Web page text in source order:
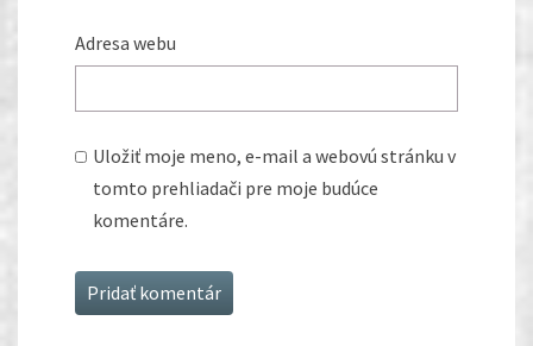
Adresa webu
Uložiť moje meno, e-mail a webovú stránku v
tomto prehliadači pre moje budúce
komentáre.